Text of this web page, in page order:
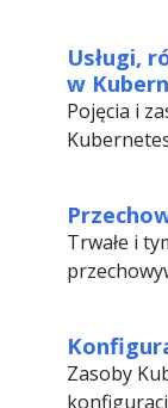
Usługi,
w
Pojęcia i
Trwałe i
Zasoby